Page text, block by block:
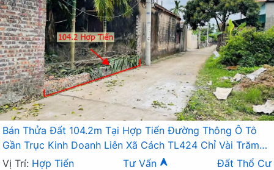
Bán Thửa Đất 104.2m Tại Hợp Tiến Đường Thông Ô Tô
Gần Trục Kinh Doanh Liên Xã Cách TL424 Chỉ Vài Trăm
Mét
Vị Trí: Hợp Tiến Tư Vấn
Đất Thổ Cư